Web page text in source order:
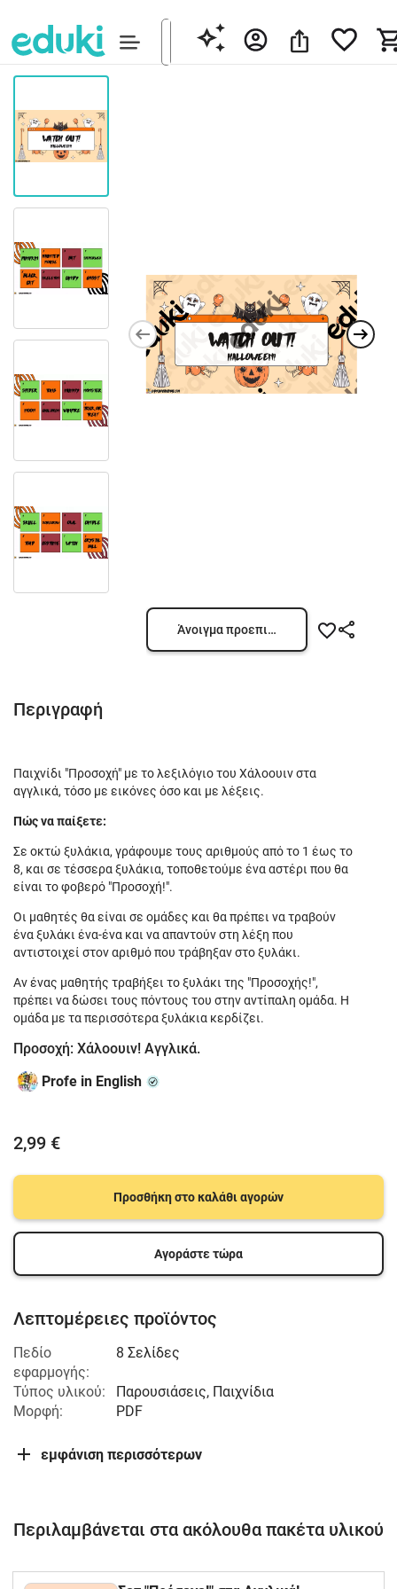
Άνοιγμα προεπισκόπησης
Περιγραφή
Παιχνίδι "Προσοχή" με το λεξιλόγιο του Χάλοουιν στα
αγγλικά, τόσο με εικόνες όσο και με λέξεις.
Πώς να παίξετε:
Σε οκτώ ξυλάκια, γράφουμε τους αριθμούς από το 1 έως το
8, και σε τέσσερα ξυλάκια, τοποθετούμε ένα αστέρι που θα
είναι το φοβερό "Προσοχή!".
Οι μαθητές θα είναι σε ομάδες και θα πρέπει να τραβούν
ένα ξυλάκι ένα-ένα και να απαντούν στη λέξη που
αντιστοιχεί στον αριθμό που τράβηξαν στο ξυλάκι.
Αν ένας μαθητής τραβήξει το ξυλάκι της "Προσοχής!",
πρέπει να δώσει τους πόντους του στην αντίπαλη ομάδα. Η
ομάδα με τα περισσότερα ξυλάκια κερδίζει.
Προσοχή: Χάλοουιν! Αγγλικά.
Profe in English
2,99 €
Προσθήκη στο καλάθι αγορών
Αγοράστε τώρα
Λεπτομέρειες προϊόντος
Πεδίο
εφαρμογής:
8 Σελίδες
Τύπος υλικού:
Παρουσιάσεις, Παιχνίδια
Μορφή:
PDF
εμφάνιση περισσότερων
Περιλαμβάνεται στα ακόλουθα πακέτα υλικού